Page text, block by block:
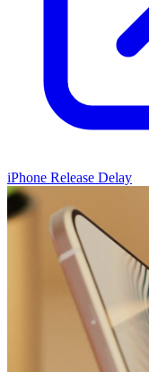
iPhone Release Delay